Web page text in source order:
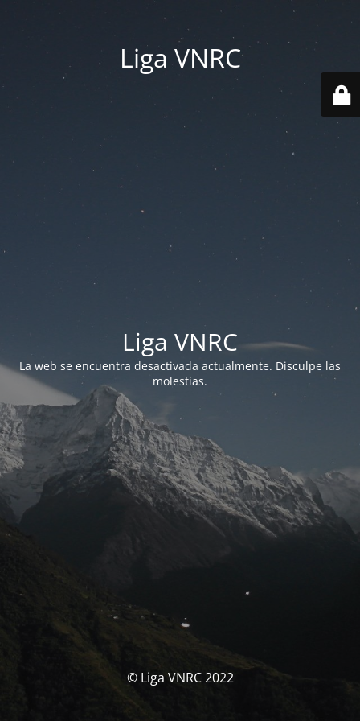
Liga VNRC
Liga VNRC
La web se encuentra desactivada actualmente. Disculpe las
molestias.
© Liga VNRC 2022